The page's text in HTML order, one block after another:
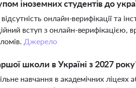
іноземних студентів до
онлайн-верифікації та
вступ з онлайн-верифікацією,
Джерело
школи в Україні з 2027
навчання в академічних